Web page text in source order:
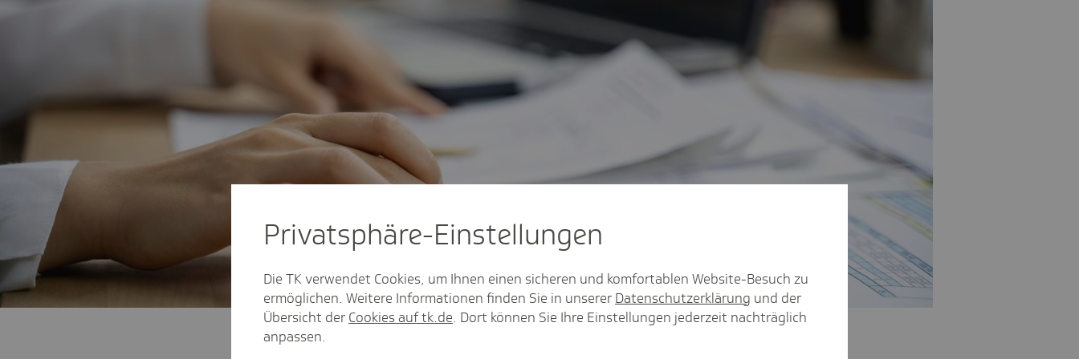
Privat­sphäre-Einstel­lungen
Die TK verwendet Cookies, um Ihnen einen sicheren und komfortablen Website-Besuch zu
ermöglichen. Weitere Informationen finden Sie in unserer Datenschutzerklärung und der
Übersicht der Cookies auf tk.de. Dort können Sie Ihre Einstellungen jederzeit nachträglich
anpassen.